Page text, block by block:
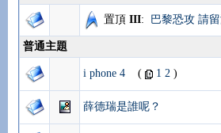
置頂 III: 巴黎恐攻 請
普通主題
i phone 4 ( 1 2 )
薛德瑞是誰呢？